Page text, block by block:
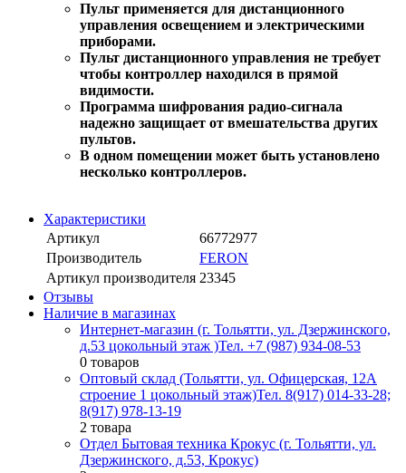
Пульт применяется для дистанционного
управления освещением и электрическими
приборами.
Пульт дистанционного управления не требует
чтобы контроллер находился в прямой
видимости.
Программа шифрования радио-сигнала
надежно защищает от вмешательства других
пультов.
В одном помещении может быть установлено
несколько контроллеров.
Характеристики
Артикул
66772977
Производитель
FERON
Артикул производителя 23345
Отзывы
Наличие в магазинах
Интернет-магазин (г. Тольятти, ул. Дзержинского,
д.53 цокольный этаж )Тел. +7 (987) 934-08-53
0 товаров
Оптовый склад (Тольятти, ул. Офицерская, 12А
строение 1 цокольный этаж)Тел. 8(917) 014-33-28;
8(917) 978-13-19
2 товара
Отдел Бытовая техника Крокус (г. Тольятти, ул.
Дзержинского, д.53, Крокус)